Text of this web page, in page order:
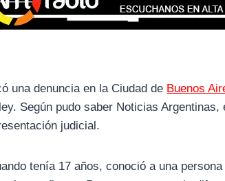
una denuncia en la Ciudad de Buenos
Según pudo saber Noticias Argentinas,
judicial.
tenía 17 años, conoció a una